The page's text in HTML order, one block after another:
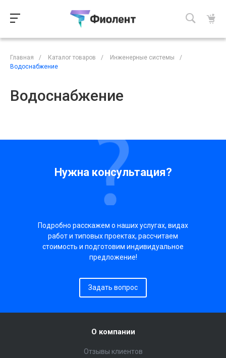
Главная / Каталог товаров / Инженерные системы
/
Водоснабжение
Водоснабжение
Нужна консультация?
Подробно расскажем о наших услугах, видах
работ и типовых проектах, рассчитаем
стоимость и подготовим индивидуальное
предложение!
Задать вопрос
О компании
Отзывы клиентов